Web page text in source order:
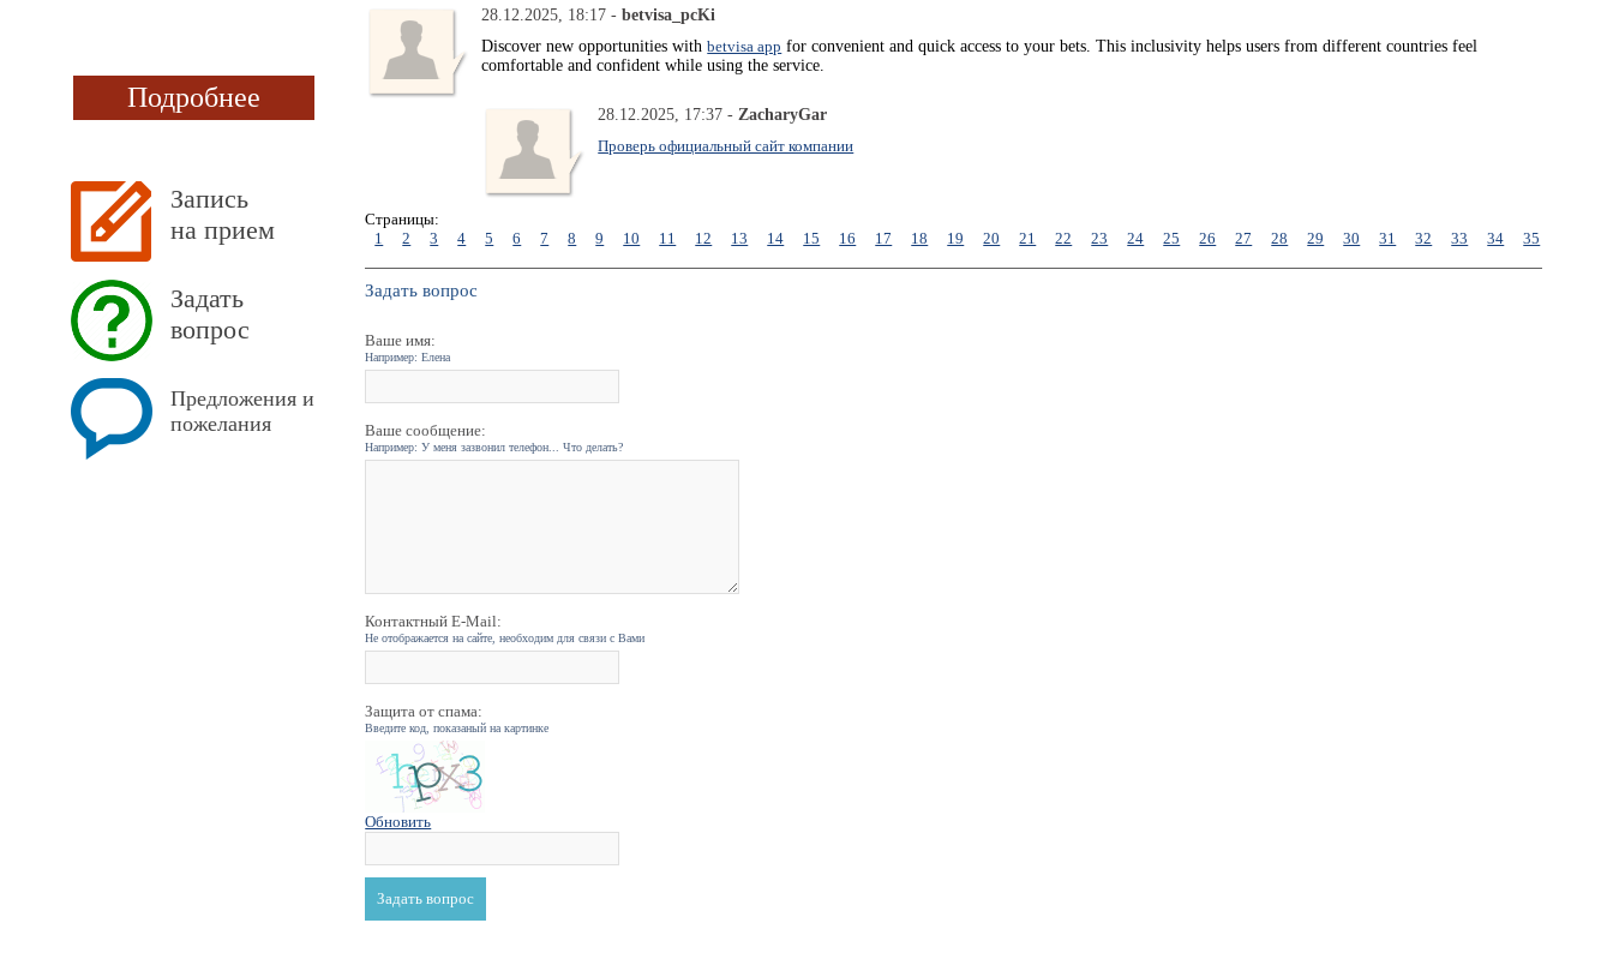
Подробнее
Запись
на прием
Задать
вопрос
Предложения и
пожелания
28.12.2025, 18:17 -betvisa_pcKi
Discover new opportunities withbetvisa app for convenient and quick access to your bets. This inclusivity helps users from different countries feel
comfortable and confident while using the service.
28.12.2025, 17:37 -ZacharyGar
Проверь официальный сайт компании
Страницы:
1
2 3 4 5 6 7 8 9 10 11 12 13 14 15 16 17 18 19 20 21 22 23 24 25 26 27 28 29 30 31 32 33 34 35
Задать вопрос
Ваше имя:
Например: Елена
Ваше сообщение:
Например: У меня зазвонил телефон... Что делать?
Контактный E-Mail:
Не отображается на сайте, необходим для связи с Вами
Защита от спама:
Введите код, показаный на картинке
Обновить